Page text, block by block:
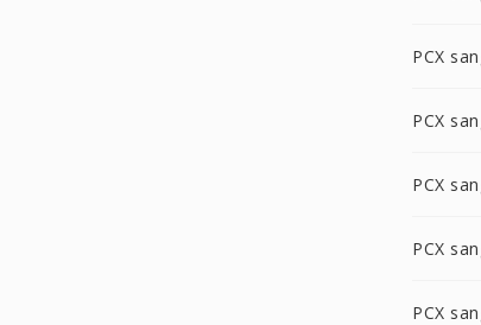
PCX
PCX
PCX
PCX
PCX